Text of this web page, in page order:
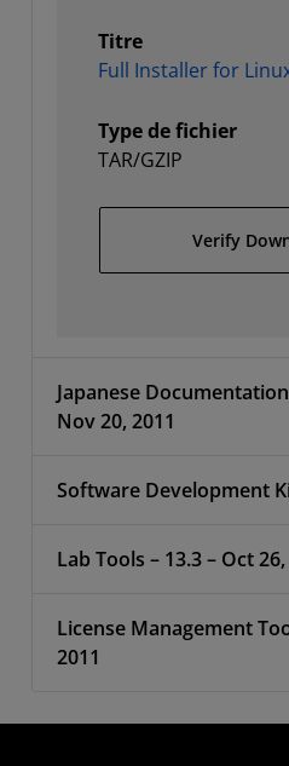
Titre
Full Installer for
Type de fichier
TAR/GZIP
Verify
Japanese
Nov 20, 2011
Software Development
Lab Tools – 13.3 – Oct 26,
License Management
2011